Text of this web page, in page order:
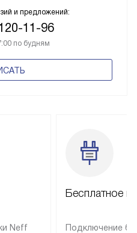
и предложений:
11-96
по будням
Neff
Бесплатное
Подключение